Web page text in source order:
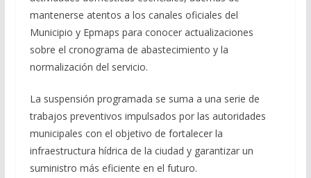
mantenerse atentos a los canales oficiales del
Municipio y Epmaps para conocer actualizaciones
sobre el cronograma de abastecimiento y la
normalización del servicio.
La suspensión programada se suma a una serie de
trabajos preventivos impulsados por las autoridades
municipales con el objetivo de fortalecer la
infraestructura hídrica de la ciudad y garantizar un
suministro más eficiente en el futuro.